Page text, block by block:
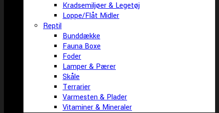
Kradsemiljøer & Legetøj
Loppe/Flåt Midler
Reptil
Bunddække
Fauna Boxe
Foder
Lamper & Pærer
Skåle
Terrarier
Varmesten & Plader
Vitaminer & Mineraler